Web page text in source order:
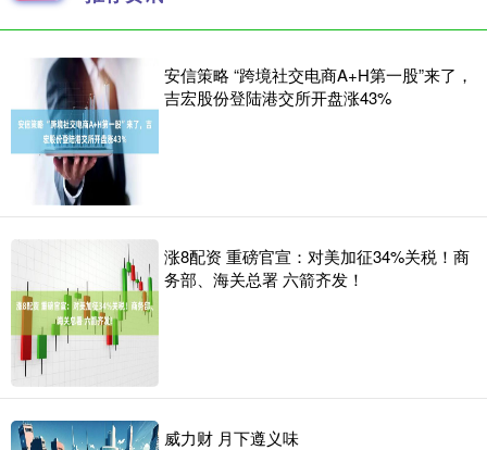
安信策略 “跨境社交电商A+H第一股”来了，
吉宏股份登陆港交所开盘涨43%
涨8配资 重磅官宣：对美加征34%关税！商
务部、海关总署 六箭齐发！
威力财 月下遵义味